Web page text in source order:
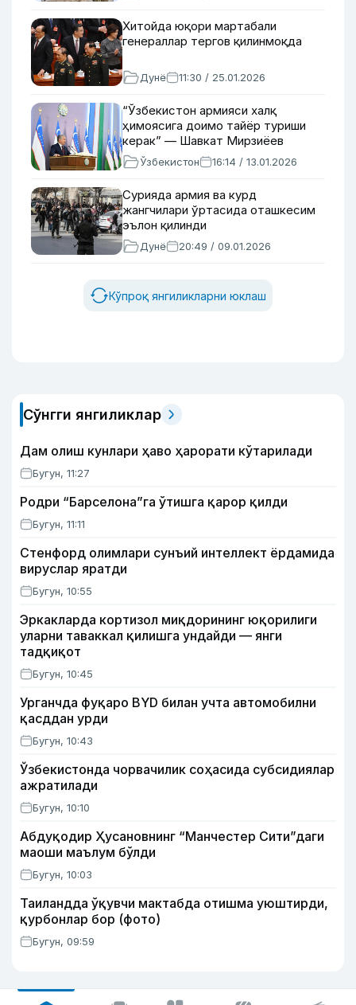
Хитойда юқори мартабали
генераллар тергов қилинмоқда
Дунё 11:30 / 25.01.2026
“Ўзбекистон армияси халқ
ҳимоясига доимо тайёр туриши
керак” — Шавкат Мирзиёев
Ўзбекистон 16:14 / 13.01.2026
Сурияда армия ва курд
жангчилари ўртасида оташкесим
эълон қилинди
Дунё 20:49 / 09.01.2026
Кўпроқ янгиликларни юклаш
Сўнгги янгиликлар
Дам олиш кунлари ҳаво ҳарорати кўтарилади
Бугун, 11:27
Родри “Барселона”га ўтишга қарор қилди
Бугун, 11:11
Стенфорд олимлари сунъий интеллект ёрдамида
вируслар яратди
Бугун, 10:55
Эркакларда кортизол миқдорининг юқорилиги
уларни таваккал қилишга ундайди — янги
тадқиқот
Бугун, 10:45
Урганчда фуқаро BYD билан учта автомобилни
қасддан урди
Бугун, 10:43
Ўзбекистонда чорвачилик соҳасида субсидиялар
ажратилади
Бугун, 10:10
Абдуқодир Ҳусановнинг “Манчестер Сити”даги
маоши маълум бўлди
Бугун, 10:03
Таиландда ўқувчи мактабда отишма уюштирди,
қурбонлар бор (фото)
Бугун, 09:59